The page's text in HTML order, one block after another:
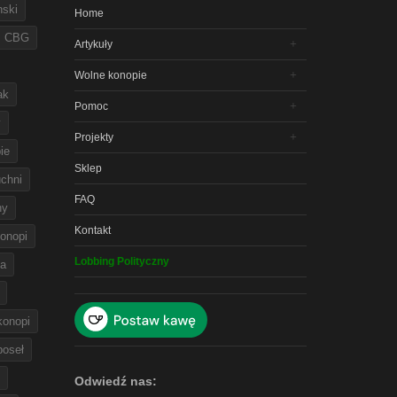
CBG
Home
Artykuły
Wolne konopie
Pomoc
Projekty
Sklep
FAQ
Kontakt
Lobbing Polityczny
Odwiedź nas: